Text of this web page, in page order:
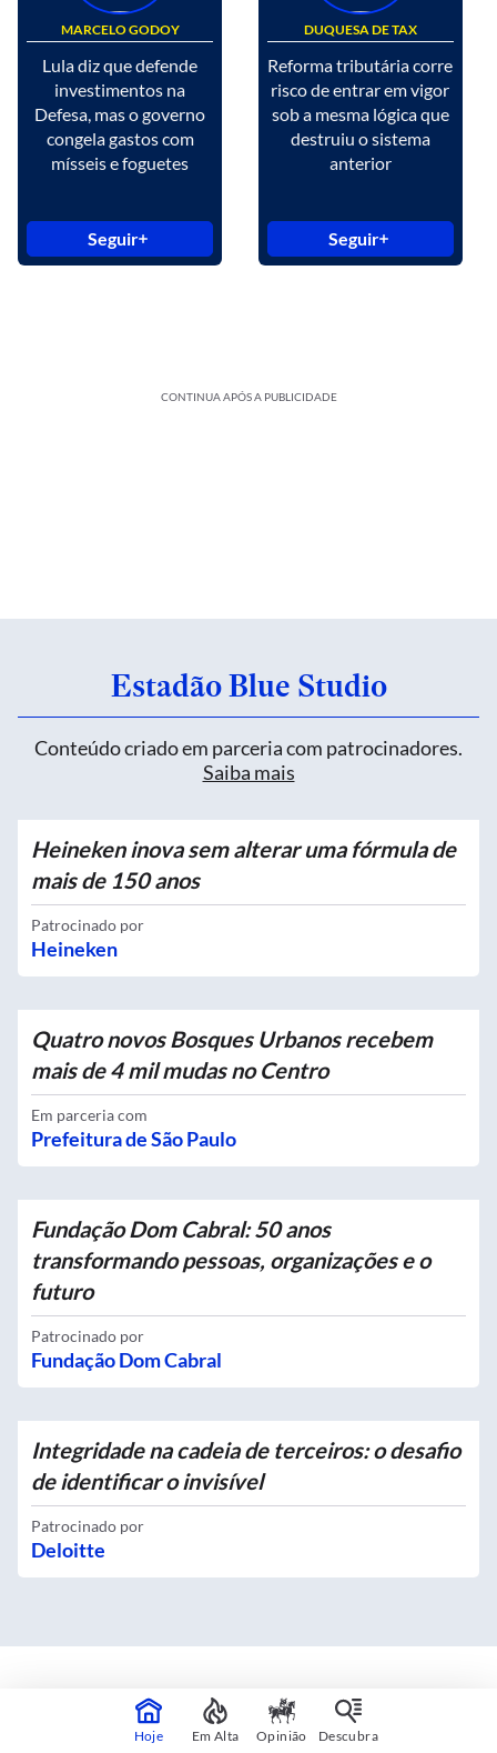
MARCELO GODOY
Lula diz que defende
investimentos na
Defesa, mas o governo
congela gastos com
mísseis e foguetes
Seguir
DUQUESA DE TAX
Reforma tributária corre
risco de entrar em vigor
sob a mesma lógica que
destruiu o sistema
anterior
Seguir
CONTINUA APÓS A PUBLICIDADE
Estadão Blue Studio
Conteúdo criado em parceria com patrocinadores.
Saiba mais
Heineken inova sem alterar uma fórmula de
mais de 150 anos
Patrocinado por
Heineken
Quatro novos Bosques Urbanos recebem
mais de 4 mil mudas no Centro
Em parceria com
Prefeitura de São Paulo
Fundação Dom Cabral: 50 anos
transformando pessoas, organizações e o
futuro
Patrocinado por
Fundação Dom Cabral
Integridade na cadeia de terceiros: o desafio
de identificar o invisível
Patrocinado por
Deloitte
Mapas interativos
Hoje Em Alta Opinião Descubra